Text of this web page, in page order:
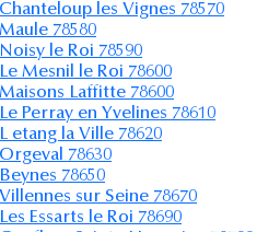
les Vignes 78570
78580
le Roi 78590
Mesnil le Roi 78600
Laffitte 78600
Perray en Yvelines 78610
etang la Ville 78620
78630
78650
sur Seine 78670
Essarts le Roi 78690